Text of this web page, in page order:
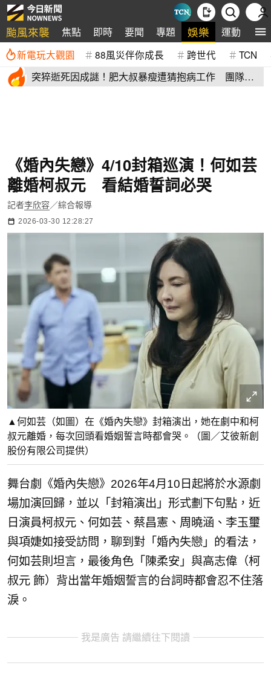
颱風來襲 焦點 即時 要聞 專題 娛樂 運動 全
新電玩大觀園 88風災伴你成長 跨世代 TCN
突猝逝死因成謎！肥大叔暴瘦遭猜抱病工作 團隊宣
《婚內失戀》4/10封箱巡演！何如芸
離婚柯叔元 看結婚誓詞必哭
記者李欣容／綜合報導
2026-03-30 12:28:27
▲何如芸（如圖）在《婚內失戀》封箱演出，她在劇中和柯
叔元離婚，每次回頭看婚姻誓言時都會哭。（圖／艾彼新創
股份有限公司提供）
舞台劇《婚內失戀》2026年4月10日起將於水源劇
場加演回歸，並以「封箱演出」 形式劃下句點，近
日演員柯叔元、何如芸、蔡昌憲、周曉涵、 李玉璽
與項婕如接受訪問，聊到對「婚內失戀」的看法，
何如芸則坦言，最後角色「陳柔安」與⾼志偉（柯
叔元 飾）背出當年婚姻誓言的台詞時都會忍不住落
淚。
我是廣告 請繼續往下閱讀